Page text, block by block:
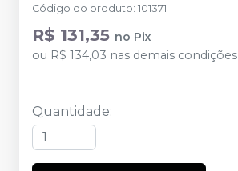
Código do produto: 101371
R$ 131,35 no Pix
ou R$ 134,03 nas demais condições
Quantidade: